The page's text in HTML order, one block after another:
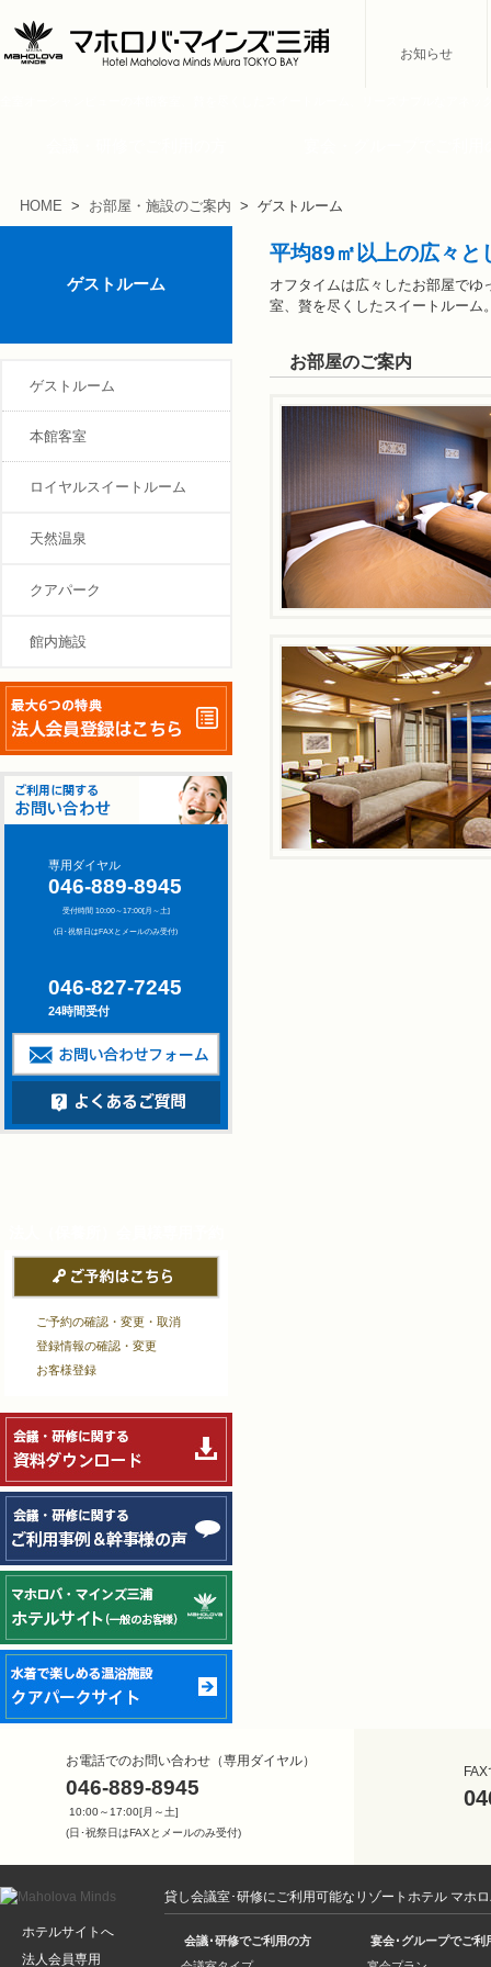
お知らせ
HOME > お部屋・施設のご案内 > ゲストルーム
ゲストルーム
ゲストルーム
本館客室
ロイヤルスイートルーム
天然温泉
クアパーク
館内施設
専用ダイヤル
046-889-8945
受付時間 10:00～17:00[月～土]
(日･祝祭日はFAXとメールのみ受付)
046-827-7245
24時間受付
ご予約の確認・変更・取消
登録情報の確認・変更
お客様登録
平均89㎡以上の広々と
オフタイムは広々したお部屋で
室、贅を尽くしたスイートルーム
お部屋のご案内
お電話でのお問い合わせ（専用ダイヤル）
046-889-8945
10:00～17:00[月～土]
(日･祝祭日はFAXとメールのみ受付)
ホテルサイトへ
法人会員専用
貸し会議室･研修にご利用可能なリゾートホテル マホ
会議･研修でご利用の方
宴会･グループでご利